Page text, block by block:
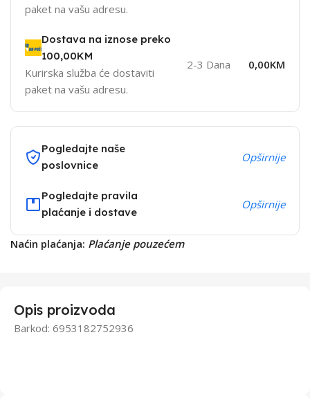
paket na vašu adresu.
Dostava na iznose preko
100,00KM
Kurirska služba će dostaviti
paket na vašu adresu.
2-3 Dana 0,00KM
Pogledajte naše
poslovnice
Opširnije
Pogledajte pravila
plaćanje i dostave
Opširnije
Naćin plaćanja: Plaćanje pouzećem
Opis proizvoda
Barkod: 6953182752936